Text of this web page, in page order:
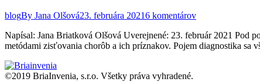
blogBy Jana Olšová23. februára 20216 komentárov
Napísal: Jana Briatková Olšová Uverejnené: 23. február 2021 Pod
metódami zisťovania chorôb a ich príznakov. Pojem diagnostika
©2019 BriaInvenia, s.r.o. Všetky práva vyhradené.